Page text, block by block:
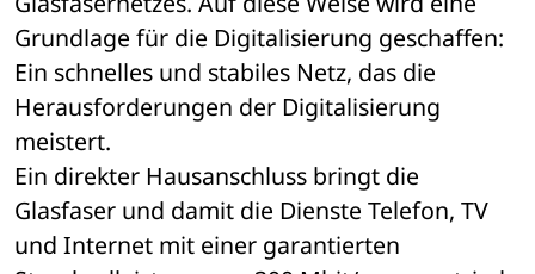
Grundlage für die Digitalisierung geschaffen:
Ein schnelles und stabiles Netz, das die
Herausforderungen der Digitalisierung
meistert.
Ein direkter Hausanschluss bringt die
Glasfaser und damit die Dienste Telefon, TV
und Internet mit einer garantierten